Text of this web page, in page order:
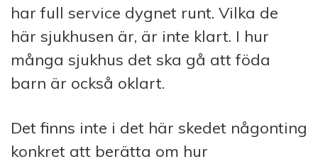
har full service dygnet runt. Vilka de
här sjukhusen är, är inte klart. I hur
många sjukhus det ska gå att föda
barn är också oklart.
Det finns inte i det här skedet någonting
konkret att berätta om hur